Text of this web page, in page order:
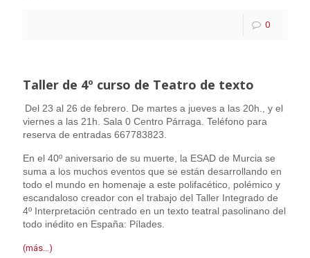
0
Taller de 4º curso de Teatro de texto
Del 23 al 26 de febrero. De martes a jueves a las 20h., y el
viernes a las 21h. Sala 0 Centro Párraga. Teléfono para
reserva de entradas 667783823.
En el 40º aniversario de su muerte, la ESAD de Murcia se
suma a los muchos eventos que se están desarrollando en
todo el mundo en homenaje a este polifacético, polémico y
escandaloso creador con el trabajo del Taller Integrado de
4º Interpretación centrado en un texto teatral pasolinano del
todo inédito en España: Pílades.
(más…)